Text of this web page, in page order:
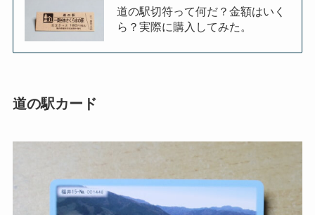
道の駅切符って何だ？金額はいく
ら？実際に購入してみた。
道の駅カード